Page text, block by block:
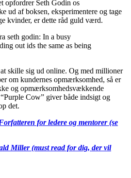
opfordrer Seth Godin os
ud af boksen, eksperimentere og tage
kvinder, er dette råd guld værd.
skille sig ud online. Og med millioner
om kundernes opmærksomhed, så er
og opmærksomhedsvækkende
Cow” giver både indsigt og
det.
for ledere og mentorer (se
Miller (must read for dig, der vil